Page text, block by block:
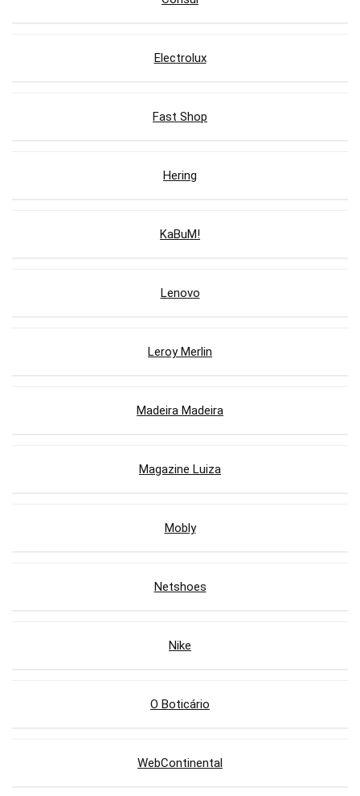
Electrolux
Fast Shop
Hering
KaBuM!
Lenovo
Leroy Merlin
Madeira Madeira
Magazine Luiza
Mobly
Netshoes
Nike
O Boticário
WebContinental